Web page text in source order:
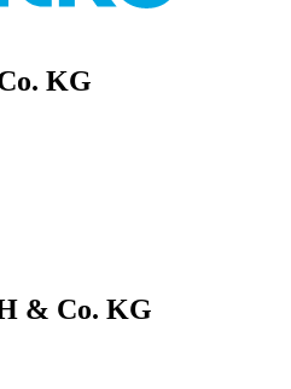
KG
& Co. KG